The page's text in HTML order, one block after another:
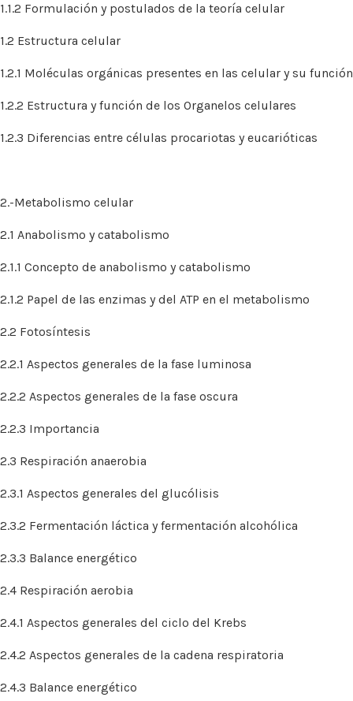
1.1.2 Formulación y postulados de la teoría celular
1.2 Estructura celular
1.2.1 Moléculas orgánicas presentes en las celular y su función
1.2.2 Estructura y función de los Organelos celulares
1.2.3 Diferencias entre células procariotas y eucarióticas
2.-Metabolismo celular
2.1 Anabolismo y catabolismo
2.1.1 Concepto de anabolismo y catabolismo
2.1.2 Papel de las enzimas y del ATP en el metabolismo
2.2 Fotosíntesis
2.2.1 Aspectos generales de la fase luminosa
2.2.2 Aspectos generales de la fase oscura
2.2.3 Importancia
2.3 Respiración anaerobia
2.3.1 Aspectos generales del glucólisis
2.3.2 Fermentación láctica y fermentación alcohólica
2.3.3 Balance energético
2.4 Respiración aerobia
2.4.1 Aspectos generales del ciclo del Krebs
2.4.2 Aspectos generales de la cadena respiratoria
2.4.3 Balance energético